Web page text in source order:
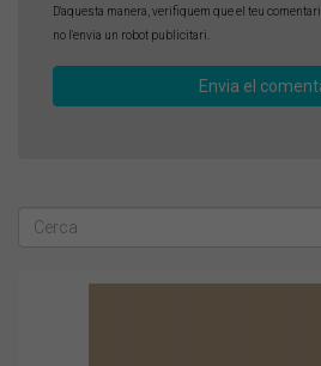
D'aquesta manera, verifiquem que el teu comentari
no l'envia un robot publicitari.